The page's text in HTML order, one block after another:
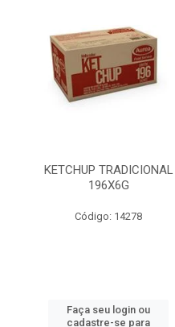
KETCHUP TRADICIONAL
196X6G
Código: 14278
Faça seu login ou
cadastre-se para